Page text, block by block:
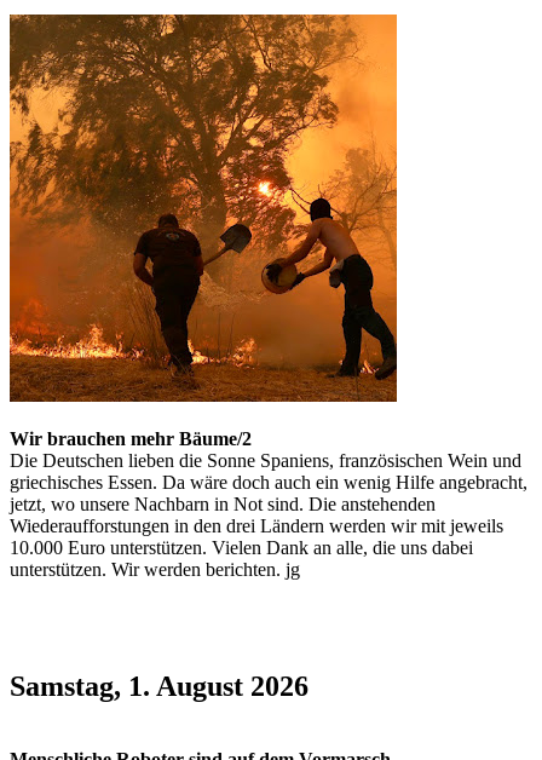
Wir brauchen mehr Bäume/2
Die Deutschen lieben die Sonne Spaniens, französischen Wein und
griechisches Essen. Da wäre doch auch ein wenig Hilfe angebracht,
jetzt, wo unsere Nachbarn in Not sind. Die anstehenden
Wiederaufforstungen in den drei Ländern werden wir mit jeweils
10.000 Euro unterstützen. Vielen Dank an alle, die uns dabei
unterstützen. Wir werden berichten. jg
Samstag, 1. August 2026